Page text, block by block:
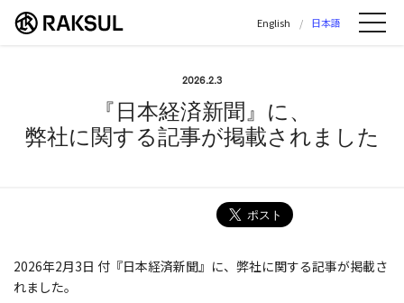
ラクスル株式会社 | ラクスル株式会社の公
English 日本語
2026.2.3
『日本経済新聞』に、
弊社に関する記事が掲載されました
2026年2月3日 付『日本経済新聞』に、弊社に関する記事が掲載さ
れました。